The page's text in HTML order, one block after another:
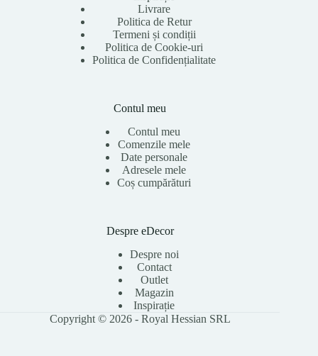
Livrare
Politica de Retur
Termeni și condiții
Politica de Cookie-uri
Politica de Confidențialitate
Contul meu
Contul meu
Comenzile mele
Date personale
Adresele mele
Coș cumpărături
Despre eDecor
Despre noi
Contact
Outlet
Magazin
Inspirație
Copyright © 2026 - Royal Hessian SRL